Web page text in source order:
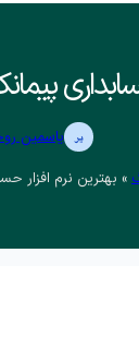
ابری پایدار
یاسمین
» بهترین نرم افزار